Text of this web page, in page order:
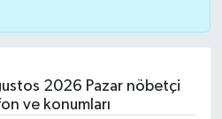
2026 Pazar nöbetçi
ve konumları